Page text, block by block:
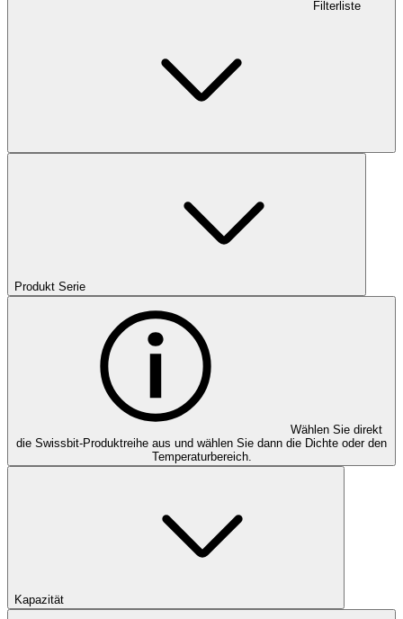
Filterliste
Produkt Serie
Wählen Sie direkt
die Swissbit-Produktreihe aus und wählen Sie dann die Dichte oder den
Temperaturbereich.
Kapazität